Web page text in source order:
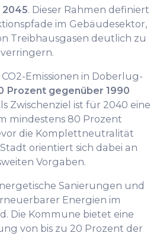
2045. Dieser Rahmen definiert
im Gebäudesektor,
Treibhausgasen deutlich zu
verringern.
Emissionen in Doberlug-
Prozent gegenüber 1990
Zwischenziel ist für 2040 eine
mindestens 80 Prozent
die Komplettneutralität
orientiert sich dabei an
Vorgaben.
Sanierungen und
Energien im
Die Kommune bietet eine
von bis zu 20 Prozent der